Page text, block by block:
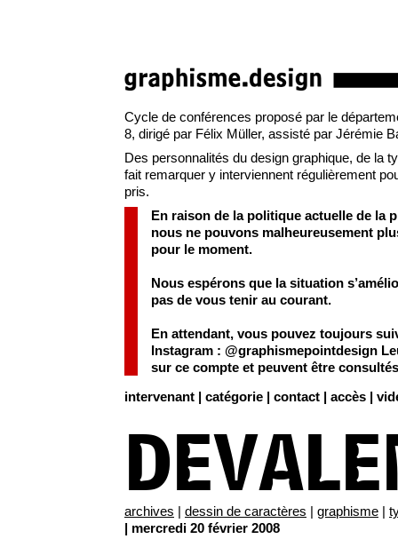
Cycle de conférences proposé par le
8, dirigé par Félix Müller, assisté par Jérémie
Des personnalités du design graphique, de la
fait remarquer y interviennent régulièrement
pris.
En raison de la politique actuelle de la
nous ne pouvons malheureusement
pour le moment.
Nous espérons que la situation
pas de vous tenir au courant.
En attendant, vous pouvez toujours
Instagram : @graphismepointdesign
sur ce compte et peuvent être
intervenant | catégorie | contact | accès |
archives | dessin de caractères | graphisme |
| mercredi 20 février 2008